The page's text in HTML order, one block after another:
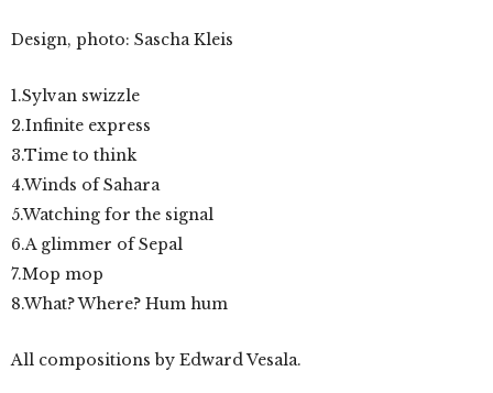
Design, photo: Sascha Kleis
1.Sylvan swizzle
2.Infinite express
3.Time to think
4.Winds of Sahara
5.Watching for the signal
6.A glimmer of Sepal
7.Mop mop
8.What? Where? Hum hum
All compositions by Edward Vesala.